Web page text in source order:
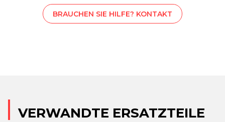
BRAUCHEN SIE HILFE? KONTAKT
VERWANDTE ERSATZTEILE